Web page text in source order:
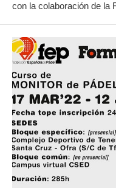
con la colaboración de la